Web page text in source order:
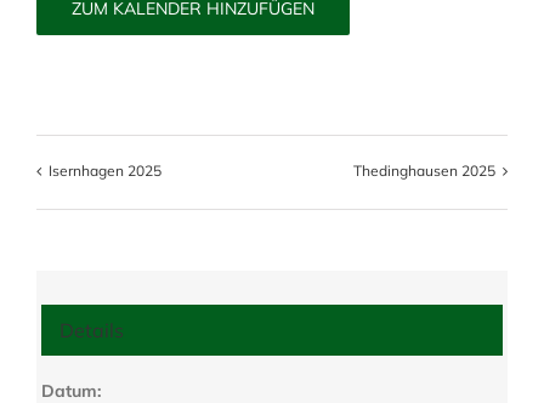
ZUM KALENDER HINZUFÜGEN
Isernhagen 2025 Thedinghausen 2025
Details
Datum: